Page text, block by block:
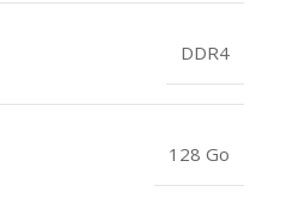
DDR4
128 Go